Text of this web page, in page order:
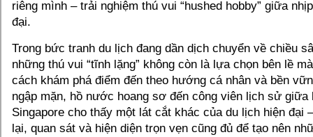
riêng mình – trải nghiệm thú vui “hushed hobby” giữa
đại.
Trong bức tranh du lịch đang dần dịch chuyển về chiều
những thú vui “tĩnh lặng” không còn là lựa chọn bên lề
cách khám phá điểm đến theo hướng cá nhân và bền
ngập mặn, hồ nước hoang sơ đến công viên lịch sử giữa
Singapore cho thấy một lát cắt khác của du lịch hiện đại
lại, quan sát và hiện diện trọn vẹn cũng đủ để tạo nên